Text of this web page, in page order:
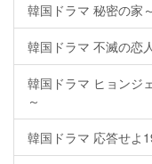
韓国ドラマ 秘密の家
韓国ドラマ 不滅の恋
韓国ドラマ ヒョンジ
～
韓国ドラマ 応答せよ